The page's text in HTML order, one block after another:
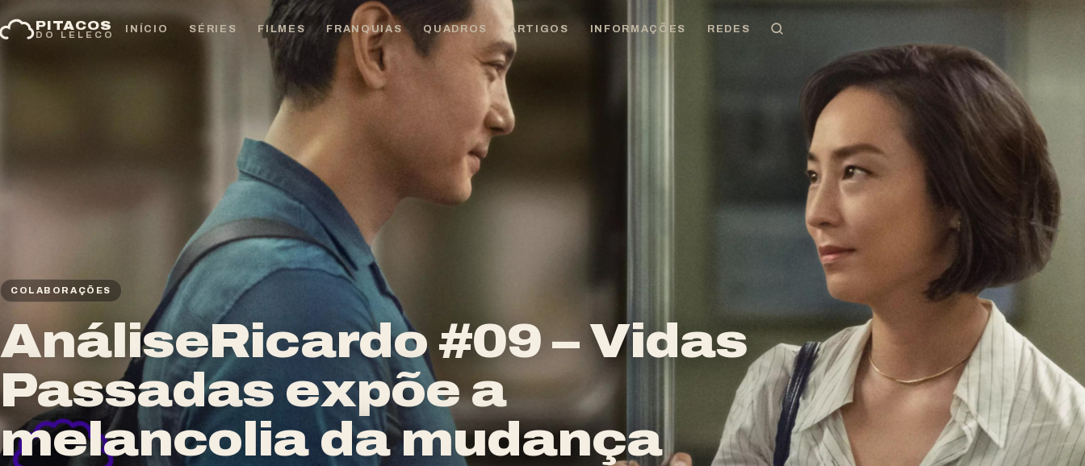
para
PITACOS
DO LELECO
INÍCIO SÉRIES FILMES FRANQUIAS QUADROS ARTIGOS INFORMAÇÕES REDES
COLABORAÇÕES
AnáliseRicardo #09 – Vidas
Passadas expõe a
melancolia da mudança